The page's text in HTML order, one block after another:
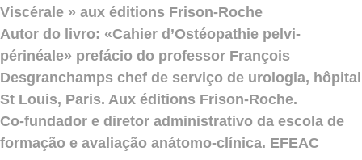
Viscérale » aux éditions Frison-Roche
Autor do livro: «Cahier d’Ostéopathie pelvi-
périnéale» prefácio do professor François
Desgranchamps chef de serviço de urologia, hôpital
St Louis, Paris. Aux éditions Frison-Roche.
Co-fundador e diretor administrativo da escola de
formação e avaliação anátomo-clínica. EFEAC